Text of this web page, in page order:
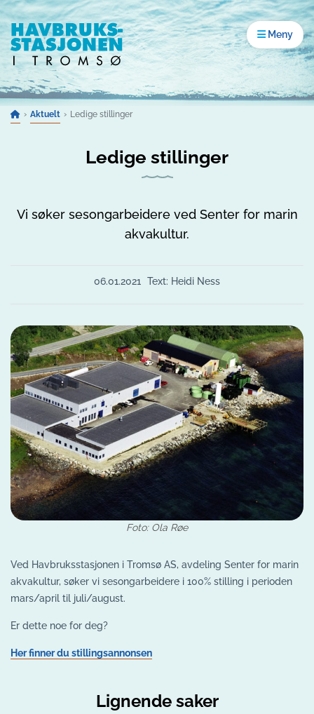
Gå til innhold
Åpne
Meny
Aktuelt Ledige stillinger
Ledige stillinger
Vi søker sesongarbeidere ved Senter for marin
akvakultur.
06.01.2021 Text: Heidi Ness
Foto: Ola Røe
Ved Havbruksstasjonen i Tromsø AS, avdeling Senter for marin
akvakultur, søker vi sesongarbeidere i 100% stilling i perioden
mars/april til juli/august.
Er dette noe for deg?
Her finner du stillingsannonsen
Lignende saker